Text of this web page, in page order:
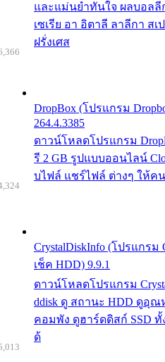
และแม่นยำทันใจ ผลบอลลี
เซเรีย อา อิตาลี ลาลีกา ส
ฝรั่งเศส
DropBox (โปรแกรม
264.4.3385
ดาวน์โหลดโปรแกรม
รี 2 GB รูปแบบออนไลน์
บไฟล์ แชร์ไฟล์ ต่างๆ ให้ค
CrystalDiskInfo (โปรแกรม
เช็ค HDD) 9.9.1
ดาวน์โหลดโปรแกรม
ddisk ดู สถานะ HDD ดูอุณ
คอมพัง ดูฮาร์ดดิสก์ SSD ทั้
ด้